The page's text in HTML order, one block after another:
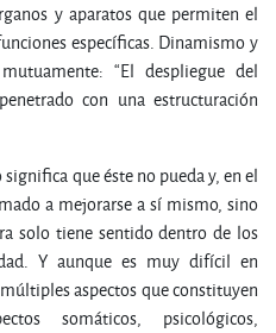
y aparatos que permiten el
específicas. Dinamismo y
“El despliegue del
con una estructuración
que éste no pueda y, en el
a mejorarse a sí mismo, sino
solo tiene sentido dentro de los
Y aunque es muy difícil en
aspectos que constituyen
somáticos, psicológicos,